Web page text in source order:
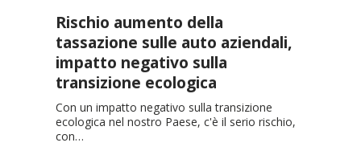
Rischio aumento della
tassazione sulle auto aziendali,
impatto negativo sulla
transizione ecologica
Con un impatto negativo sulla transizione
ecologica nel nostro Paese, c'è il serio rischio,
con…